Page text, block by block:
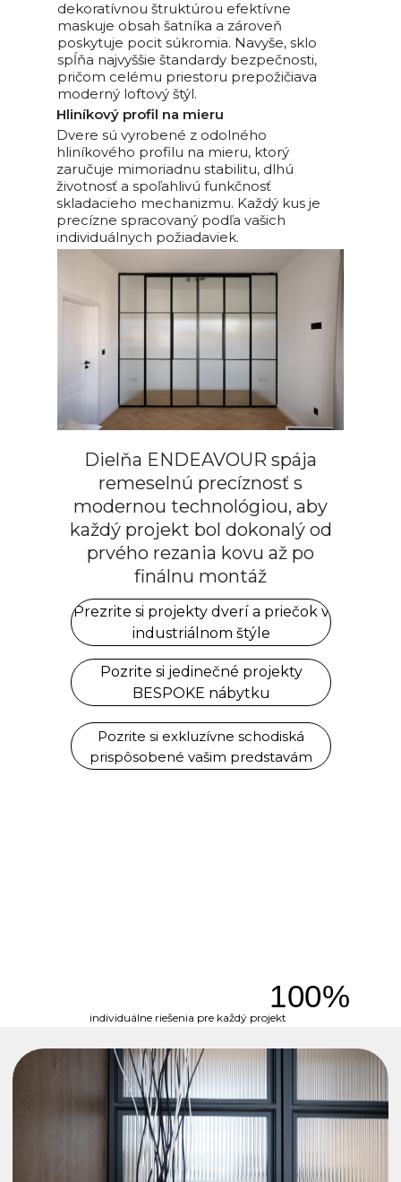
Dvere sú vyrobené z odolného
hliníkového profilu na mieru, ktorý
zaručuje mimoriadnu stabilitu, dlhú
životnosť a spoľahlivú funkčnosť
skladacieho mechanizmu. Každý kus je
precízne spracovaný podľa vašich
individuálnych požiadaviek.
Hliníkový profil na mieru
dekoratívnou štruktúrou efektívne
maskuje obsah šatníka a zároveň
poskytuje pocit súkromia. Navyše, sklo
spĺňa najvyššie štandardy bezpečnosti,
pričom celému priestoru prepožičiava
moderný loftový štýl.
Prezrite si projekty dverí a priečok v
industriálnom štýle
Pozrite si jedinečné projekty
BESPOKE nábytku
Pozrite si exkluzívne schodiská
prispôsobené vašim predstavám
Dielňa ENDEAVOUR spája
remeselnú precíznosť s
modernou technológiou, aby
každý projekt bol dokonalý od
prvého rezania kovu až po
finálnu montáž
individuálne riešenia pre každý projekt
100%
Požiadajte o cenovú
ponuku
Získať cenovú ponuku
Vyplňte krátky formulár a pripravíme pre vás
predbežnú kalkuláciu podľa vašich požiadaviek